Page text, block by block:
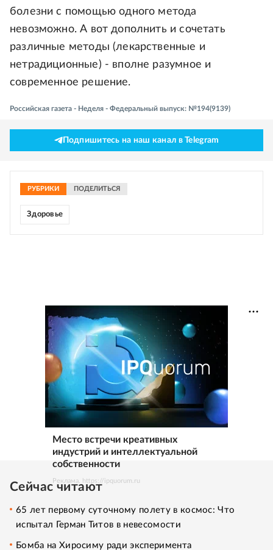
болезни с помощью одного метода
невозможно. А вот дополнить и сочетать
различные методы (лекарственные и
нетрадиционные) - вполне разумное и
современное решение.
Российская газета - Неделя - Федеральный выпуск: №194(9139)
Подпишитесь на наш канал в Telegram
РУБРИКИ ПОДЕЛИТЬСЯ
Здоровье
Место встречи креативных
индустрий и интеллектуальной
собственности
Реклама. https://ipquorum.ru
Сейчас читают
65 лет первому суточному полету в космос: Что
испытал Герман Титов в невесомости
Бомба на Хиросиму ради эксперимента